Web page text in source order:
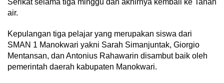
Serikat selama tiga minggu dan akhirnya kembali ke Tanah
air.
Kepulangan tiga pelajar yang merupakan siswa dari
SMAN 1 Manokwari yakni Sarah Simanjuntak, Giorgio
Mentansan, dan Antonius Rahawarin disambut baik oleh
pemerintah daerah kabupaten Manokwari.